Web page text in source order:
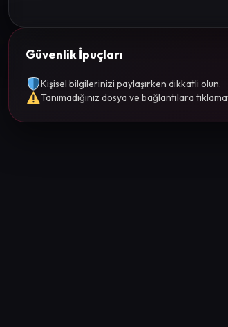
Güvenlik İpuçları
Kişisel bilgilerinizi paylaşırken dikkatli olun.
Tanımadığınız dosya ve bağlantılara